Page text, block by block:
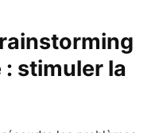
stimuler la